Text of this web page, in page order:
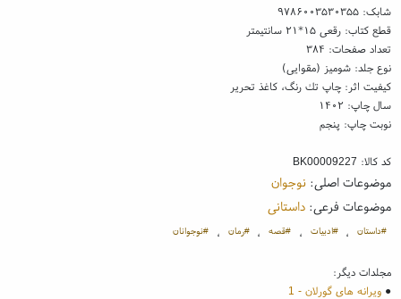
شابک:۹۷۸۶۰۰۳۵۳۰۳۵۵
قطع کتاب: رقعی ۱۵*۲۱ سانتیمتر
تعداد صفحات: ۳۸۴
نوع جلد: شومیز (مقوایی)
کیفیت اثر: چاپ تك رنگ، کاغذ تحریر
سال چاپ: ۱۴۰۲
نوبت چاپ: پنجم
کد کالا: BK00009227
موضوعات اصلی:نوجوان
موضوعات فرعی:داستانی
#داستان ، #ادبیات ، #قصه ، #رمان ، #نوجوانان
مجلدات دیگر:
●ویرانه های گورلان - 1